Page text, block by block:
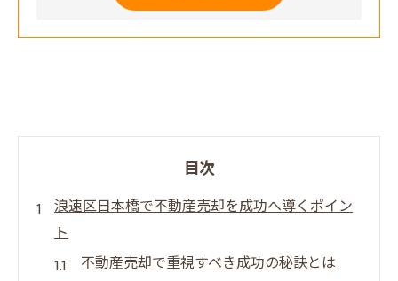
目次
浪速区日本橋で不動産売却を成功へ導くポイン
ト
不動産売却で重視すべき成功の秘訣とは